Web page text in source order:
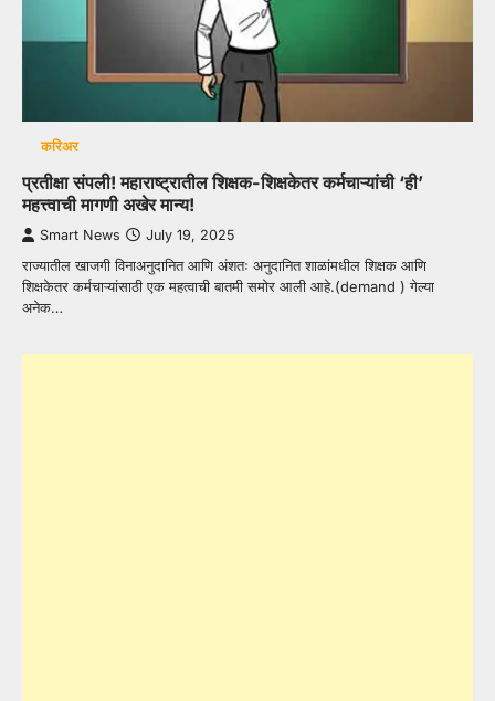
करिअर
प्रतीक्षा संपली! महाराष्ट्रातील शिक्षक-शिक्षकेतर कर्मचाऱ्यांची ‘ही’
महत्त्वाची मागणी अखेर मान्य!
Smart News July 19, 2025
राज्यातील खाजगी विनाअनुदानित आणि अंशतः अनुदानित शाळांमधील शिक्षक आणि
शिक्षकेतर कर्मचाऱ्यांसाठी एक महत्वाची बातमी समोर आली आहे.(demand ) गेल्या
अनेक…